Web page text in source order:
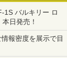
1S バルキリー ロ
日発売！
報密度を展示で目